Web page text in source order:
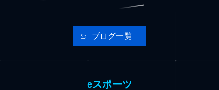
ブログ一覧
eスポーツ